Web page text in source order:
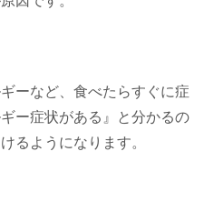
ーなど、食べたらすぐに症
ー症状がある』と分かるの
るようになります。